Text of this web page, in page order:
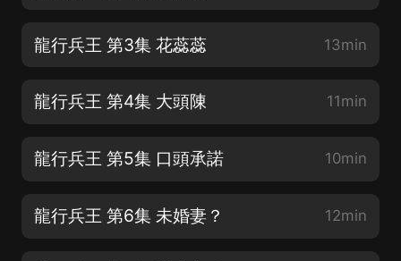
龍行兵王 第3集 花蕊蕊 13min
龍行兵王 第4集 大頭陳 11min
龍行兵王 第5集 口頭承諾 10min
龍行兵王 第6集 未婚妻？ 12min